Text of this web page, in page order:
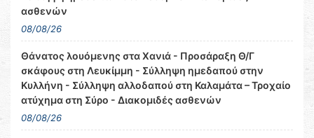
ασθενών
08/08/26
Θάνατος λουόμενης στα Χανιά - Προσάραξη Θ/Γ
σκάφους στη Λευκίμμη - Σύλληψη ημεδαπού στην
Κυλλήνη - Σύλληψη αλλοδαπού στη Καλαμάτα – Τροχαίο
ατύχημα στη Σύρο - Διακομιδές ασθενών
08/08/26